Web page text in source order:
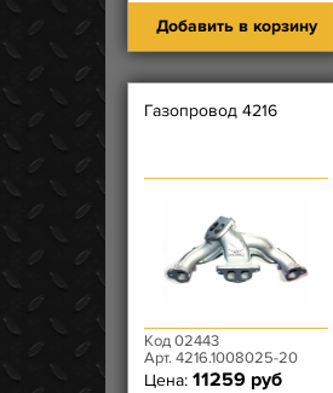
Добавить в корзину
Газопровод 4216
Код 02443
Арт. 4216.1008025-20
Цена: 11259 руб